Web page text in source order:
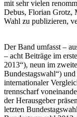
mit sehr vielen
Debus, Florian Grotz,
Wahl zu publizieren,
Der Band umfasst –
– acht Beiträge im
2013“), neun im
Bundestagswahl“)
internationaler
trennscharf
der Herausgeber
letzten